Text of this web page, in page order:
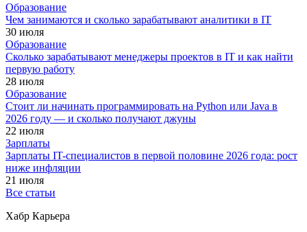
Образование
Чем занимаются и сколько зарабатывают аналитики в IT
30 июля
Образование
Сколько зарабатывают менеджеры проектов в IT и как найти
первую работу
28 июля
Образование
Стоит ли начинать программировать на Python или Java в
2026 году — и сколько получают джуны
22 июля
Зарплаты
Зарплаты IT-специалистов в первой половине 2026 года: рост
ниже инфляции
21 июля
Все статьи
Хабр Карьера